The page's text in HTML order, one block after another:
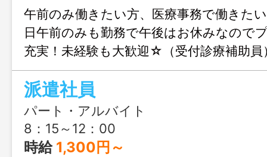
午前のみ働きたい方、医療事務で働きた
日午前のみも勤務で午後はお休みなので
充実！未経験も大歓迎☆（受付診療補助員
派遣社員
パート・アルバイト
8：15～12：00
時給 1,300円～